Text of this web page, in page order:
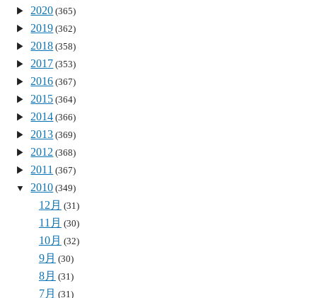
2020 (365)
2019 (362)
2018 (358)
2017 (353)
2016 (367)
2015 (364)
2014 (366)
2013 (369)
2012 (368)
2011 (367)
2010 (349)
12月 (31)
11月 (30)
10月 (32)
9月 (30)
8月 (31)
7月 (31)